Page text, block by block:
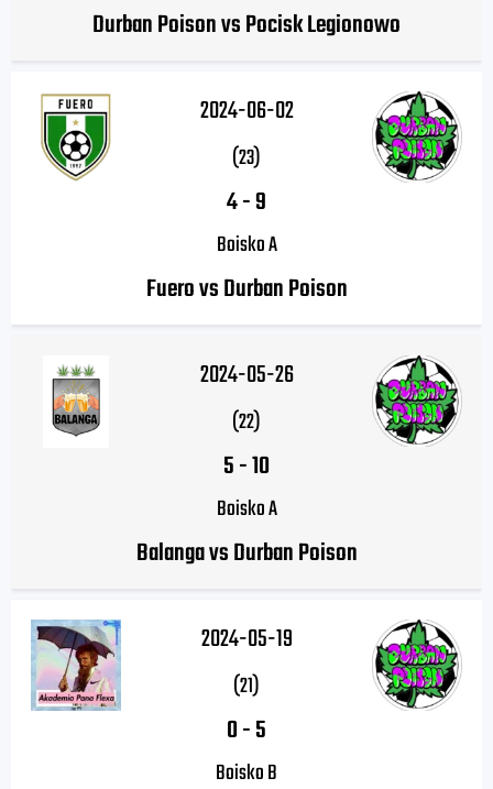
Durban Poison vs Pocisk Legionowo
2024-06-02
(23)
4-9
Boisko A
Fuero vs Durban Poison
2024-05-26
(22)
5-10
Boisko A
Balanga vs Durban Poison
2024-05-19
(21)
0-5
Boisko B